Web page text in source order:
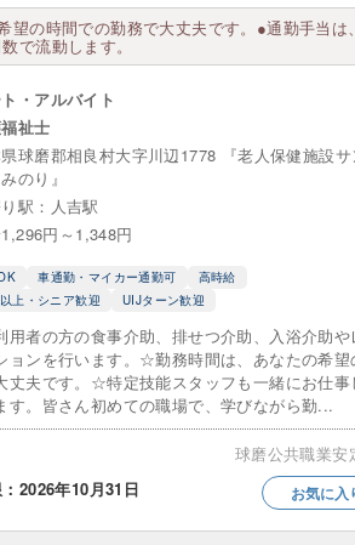
職場 見学OK 託児所あり
アップ充実 賞与・ボーナスあり
退職金制度あり
高収入・高給料 高時給
定期巡回・随時対応型訪問介護看護
訪問リハビリテーション 訪問介護
問介護
活介護） ケアハウス（軽費老人ホ
望の時間での勤務で大丈夫です。●通勤手当は
で流動します。
・アルバイト
祉士
球磨郡相良村大字川辺1778 『老人保健施設サ
のり』
駅：人吉駅
円～1,348円
車通勤・マイカー通勤可
高時給
上・シニア歓迎
UIJターン歓迎
者の方の食事介助、排せつ介助、入浴介助や
ョンを行います。☆勤務時間は、あなたの希望
丈夫です。☆特定技能スタッフも一緒にお仕事
す。皆さん初めての職場で、学びながら勤...
球磨公共職業安
2026年10月31日
お気に入